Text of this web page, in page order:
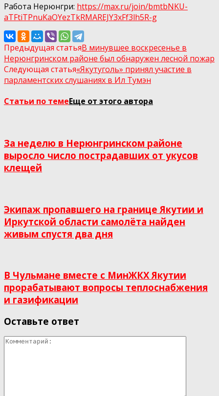
Работа Нерюнгри: https://max.ru/join/bmtbNKU-
aTFtiTPnuKaOYezTkRMAREJY3xFf3lh5R-g
Предыдущая статьяВ минувшее воскресенье в
Нерюнгринском районе был обнаружен лесной пожар
Следующая статья«Якутуголь» принял участие в
парламентских слушаниях в Ил Тумэн
Статьи по темеЕще от этого автора
За неделю в Нерюнгринском районе
выросло число пострадавших от укусов
клещей
Экипаж пропавшего на границе Якутии и
Иркутской области самолёта найден
живым спустя два дня
В Чульмане вместе с МинЖКХ Якутии
прорабатывают вопросы теплоснабжения
и газификации
Оставьте ответ